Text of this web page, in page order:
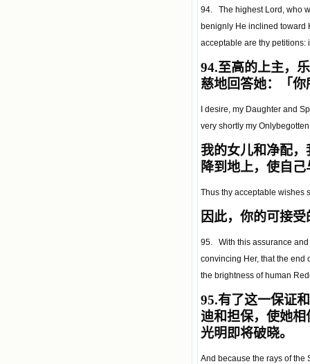
94. The highest Lord, who
benignly He inclined toward
acceptable are thy petitions:
94.至高的上主，
慈地回答她：
「你
I desire, my Daughter and
very shortly my
我的女儿和净配
降到地上，使自
Thus thy acceptable wishes
因此， 你的可接受
95. With this assurance and
convincing Her, that the end
the brightness of human
95.有了这一保证
迪和担保，使她
光明即将破晓。
And because the rays of the